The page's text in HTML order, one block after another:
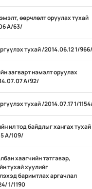
өөрчлөлт оруулах тухай
А/63/
тухай /2014.06.12 1/966/
загварт нэмэлт оруулах
А/92/
тухай /2014.07.17 1/
ил тод байдлыг хангах тухай
А/109/
хаагчийн тэтгэвэр,
тухай хуулийг
баримтлах аргачлал
1/1190